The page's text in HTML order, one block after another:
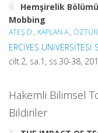
9.
Hemşirelik
Mobbing
ATEŞ D., KAPLAN A.,
ERCİYES ÜNİVERSİTESİ
cilt.2, sa.1, ss.30-38,
Hakemli Bilimsel
Bildiriler